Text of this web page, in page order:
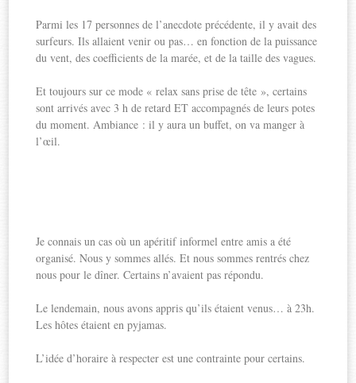
Parmi les 17 personnes de l’anecdote précédente, il y avait des
surfeurs. Ils allaient venir ou pas… en fonction de la puissance
du vent, des coefficients de la marée, et de la taille des vagues.
Et toujours sur ce mode « relax sans prise de tête », certains
sont arrivés avec 3 h de retard ET accompagnés de leurs potes
du moment. Ambiance : il y aura un buffet, on va manger à
l’œil.
Je connais un cas où un apéritif informel entre amis a été
organisé. Nous y sommes allés. Et nous sommes rentrés chez
nous pour le dîner. Certains n’avaient pas répondu.
Le lendemain, nous avons appris qu’ils étaient venus… à 23h.
Les hôtes étaient en pyjamas.
L’idée d’horaire à respecter est une contrainte pour certains.